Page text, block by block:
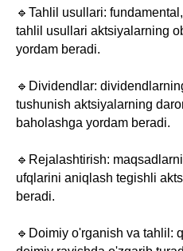
🔹Tahlil usullari:
tahlil usullari aktsiyalarning
yordam beradi.
🔹Dividendlar:
tushunish aktsiyalarning
baholashga yordam beradi.
🔹Rejalashtirish:
ufqlarini aniqlash tegishli
beradi.
🔹Doimiy o'rganish va tahlil: